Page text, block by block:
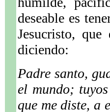
deseable es
Jesucristo,
diciendo:
Padre santo,
el mundo;
que me diste, a